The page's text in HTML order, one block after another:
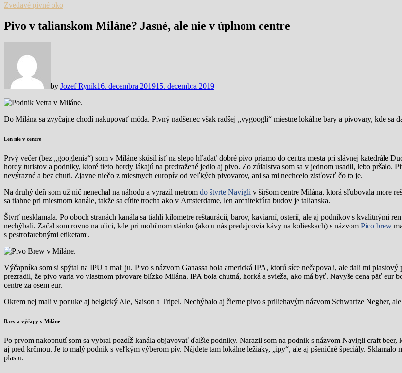
Zvedavé pivné oko
Pivo v talianskom Miláne? Jasné, ale nie v úplnom centre
by Jozef Ryník16. decembra 201915. decembra 2019
Do Milána sa zvyčajne chodí nakupovať móda. Pivný nadšenec však radšej „vygoogli“ miestne lokálne bary a pivovary, kde sa
Len nie v centre
Prvý večer (bez „googlenia“) som v Miláne skúsil ísť na slepo hľadať dobré pivo priamo do centra mesta pri slávnej katedrále
hordy turistov a podniky, ktoré tieto hordy lákajú na predražené jedlo aj pivo. Zo zúfalstva som sa v jednom usadil, lebo pršalo.
nevýrazné a bez chuti. Zjavne niečo z miestnych europív od veľkých pivovarov, ani sa mi nechcelo zisťovať čo to je.
Na druhý deň som už nič nenechal na náhodu a vyrazil metrom do štvrte Navigli v širšom centre Milána, ktorá sľubovala more
sa tiahne pri miestnom kanále, takže sa cítite trocha ako v Amsterdame, len architektúra budov je talianska.
Štvrť nesklamala. Po oboch stranách kanála sa tiahli kilometre reštaurácii, barov, kaviarní, osterií, ale aj podnikov s kvalitnými
nechýbali. Začal som rovno na ulici, kde pri mobilnom stánku (ako u nás predajcovia kávy na kolieskach) s názvom Pico brew
s pestrofarebnými etiketami.
Výčapníka som si spýtal na IPU a mali ju. Pivo s názvom Ganassa bola americká IPA, ktorú síce nečapovali, ale dali mi
prezradil, že pivo varia vo vlastnom pivovare blízko Milána. IPA bola chutná, horká a svieža, ako má byť. Navyše cena päť eur
centre za osem eur.
Okrem nej mali v ponuke aj belgický Ale, Saison a Tripel. Nechýbalo aj čierne pivo s priliehavým názvom Schwartze Negher,
Bary a výčapy v Miláne
Po prvom nakopnutí som sa vybral pozdĺž kanála objavovať ďalšie podniky. Narazil som na podnik s názvom Navigli craft
aj pred krčmou. Je to malý podnik s veľkým výberom pív. Nájdete tam lokálne ležiaky, „ipy“, ale aj pšeničné špeciály. Sklamalo
plastu.